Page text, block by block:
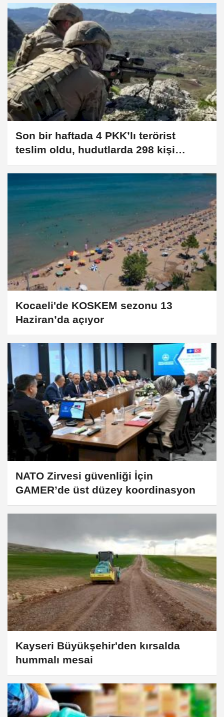
Son bir haftada 4 PKK’lı terörist
teslim oldu, hudutlarda 298 kişi
yakalandı
Kocaeli'de KOSKEM sezonu 13
Haziran’da açıyor
NATO Zirvesi güvenliği İçin
GAMER’de üst düzey koordinasyon
Kayseri Büyükşehir'den kırsalda
hummalı mesai